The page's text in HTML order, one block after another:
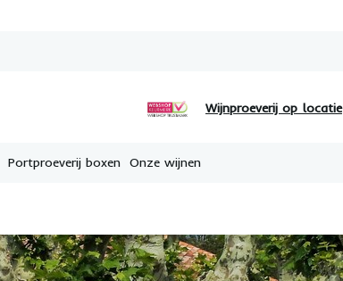
Wijnproeverij op locatie
Portproeverij boxen Onze wijnen